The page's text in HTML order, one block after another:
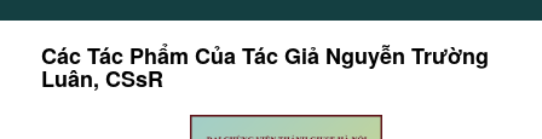
Các Tác Phẩm Của Tác Giả Nguyễn Trường
Luân, CSsR